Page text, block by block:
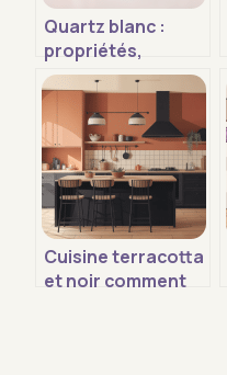
Quartz blanc :
propriétés,
usages, vertus et
conseils d’achat
Cuisine terracotta
et noir comment